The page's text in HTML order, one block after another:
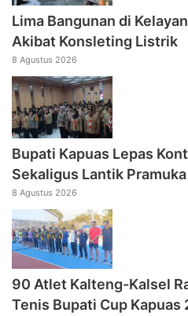
Lima Bangunan di
Akibat Konsleting Listrik
8 Agustus 2026
Bupati Kapuas Lepas
Sekaligus Lantik
8 Agustus 2026
90 Atlet Kalteng-Kalsel
Tenis Bupati Cup Kapuas